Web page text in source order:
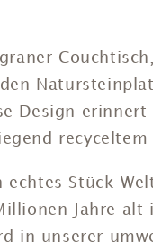
Design erinnert
Stück
Jahre alt
in unserer